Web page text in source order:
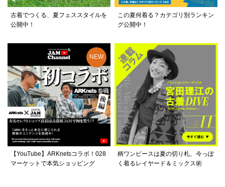
古着でつくる、夏フェススタイルを
公開中！
この夏何着る？カテゴリ別ランキン
グ公開中！
【YouTube】ARKnetsコラボ！028
マーケットで本気ショッピング
柄ワンピースは夏の切り札、今っぽ
く着るレイヤード＆ミックス術